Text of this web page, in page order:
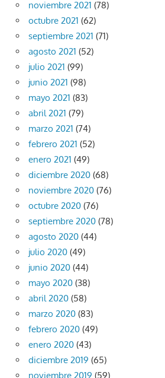
noviembre 2021 (78)
octubre 2021 (62)
septiembre 2021 (71)
agosto 2021 (52)
julio 2021 (99)
junio 2021 (98)
mayo 2021 (83)
abril 2021 (79)
marzo 2021 (74)
febrero 2021 (52)
enero 2021 (49)
diciembre 2020 (68)
noviembre 2020 (76)
octubre 2020 (76)
septiembre 2020 (78)
agosto 2020 (44)
julio 2020 (49)
junio 2020 (44)
mayo 2020 (38)
abril 2020 (58)
marzo 2020 (83)
febrero 2020 (49)
enero 2020 (43)
diciembre 2019 (65)
noviembre 2019 (59)